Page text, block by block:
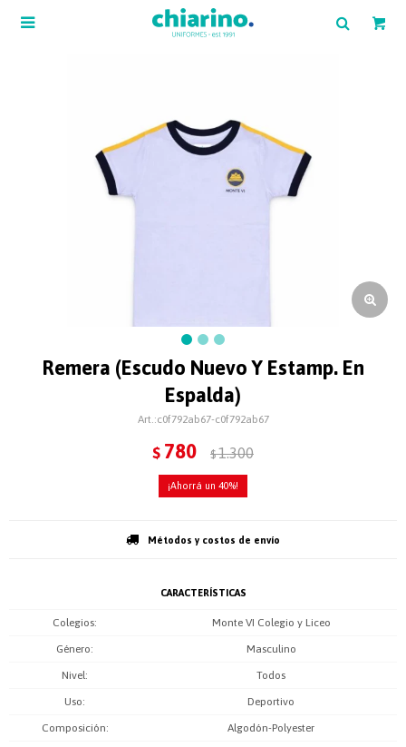

Remera (escudo Nuevo Y Estamp. En
Espalda)
c0f792ab67-c0f792ab67
$ 780 $ 1.300
40
Métodos y costos de envío
CARACTERÍSTICAS
Colegios Monte VI Colegio y Liceo
Género Masculino
Nivel Todos
Uso Deportivo
Composición Algodón-Polyester